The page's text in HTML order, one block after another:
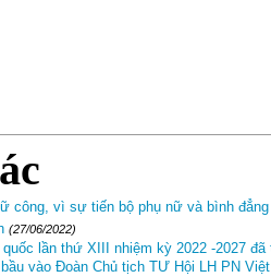
công, vì sự tiến bộ phụ nữ và bình
(27/06/2022)
lần thứ XIII nhiệm kỳ 2022 -2027
vào Đoàn Chủ tịch TƯ Hội LH PN